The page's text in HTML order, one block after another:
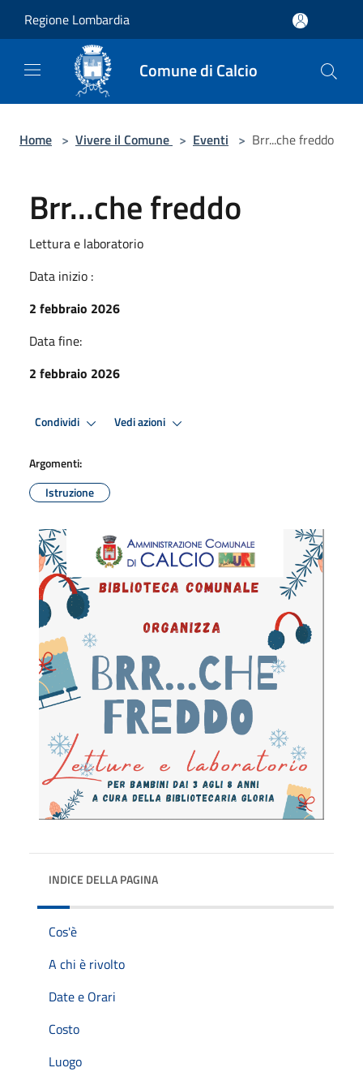
Regione Lombardia
Comune di Calcio
Home > Vivere il Comune > Eventi > Brr...che freddo
Brr...che freddo
Lettura e laboratorio
Data inizio :
2 febbraio 2026
Data fine:
2 febbraio 2026
Condividi Vedi azioni
Argomenti:
Istruzione
INDICE DELLA PAGINA
Cos'è
A chi è rivolto
Date e Orari
Costo
Luogo